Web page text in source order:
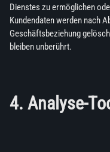
Dienstes zu ermöglichen
Kundendaten werden nach
Geschäftsbeziehung
bleiben unberührt.
4. Analyse-